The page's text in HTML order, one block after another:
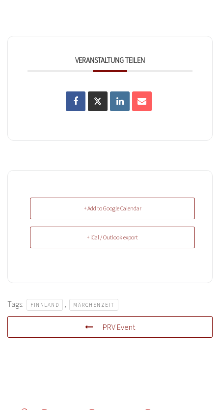
VERANSTALTUNG TEILEN
+ Add to Google Calendar
+ iCal / Outlook export
Tags: FINNLAND MÄRCHENZEIT
PRV Event